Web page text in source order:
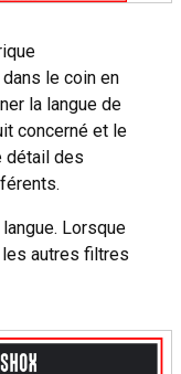
le coin en
la langue de
concerné et le
détail des
Lorsque
autres filtres